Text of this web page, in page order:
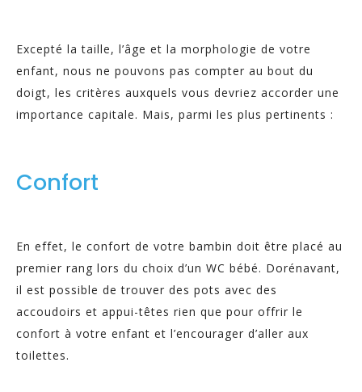
Excepté la taille, l’âge et la morphologie de votre
enfant, nous ne pouvons pas compter au bout du
doigt, les critères auxquels vous devriez accorder une
importance capitale. Mais, parmi les plus pertinents :
Confort
En effet, le confort de votre bambin doit être placé au
premier rang lors du choix d’un WC bébé. Dorénavant,
il est possible de trouver des pots avec des
accoudoirs et appui-têtes rien que pour offrir le
confort à votre enfant et l’encourager d’aller aux
toilettes.